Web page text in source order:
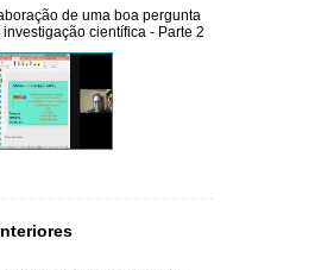
de uma boa pergunta
investigação científica - Parte 2